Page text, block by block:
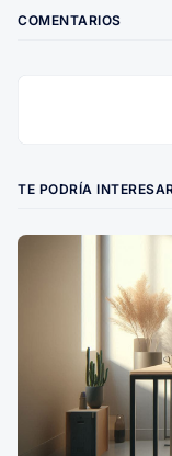
COMENTARIOS
TE PODRÍA